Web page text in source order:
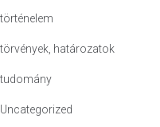
történelem
törvények, határozatok
tudomány
Uncategorized